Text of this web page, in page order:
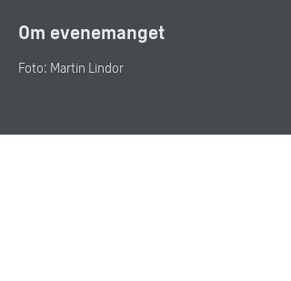
Om evenemanget
Foto: Martin Lindor